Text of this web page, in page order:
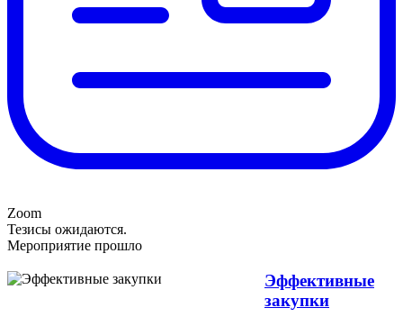
Zoom
Тезисы ожидаются.
Мероприятие прошло
Эффективные
закупки